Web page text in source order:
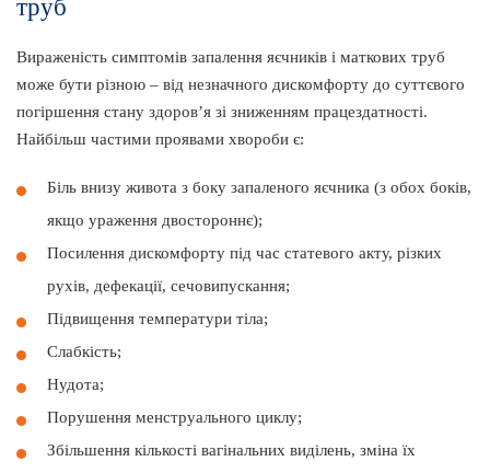
труб
Вираженість симптомів запалення яєчників і маткових труб
може бути різною – від незначного дискомфорту до суттєвого
погіршення стану здоров’я зі зниженням працездатності.
Найбільш частими проявами хвороби є:
Біль внизу живота з боку запаленого яєчника (з обох боків,
якщо ураження двостороннє);
Посилення дискомфорту під час статевого акту, різких
рухів, дефекації, сечовипускання;
Підвищення температури тіла;
Слабкість;
Нудота;
Порушення менструального циклу;
Збільшення кількості вагінальних виділень, зміна їх